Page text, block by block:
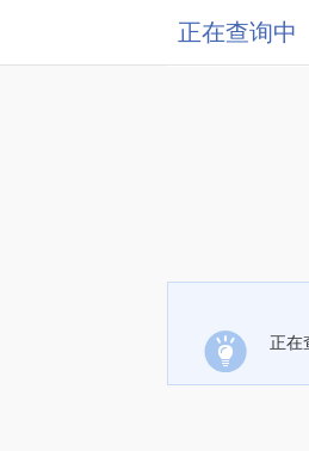
正在查询中
正在